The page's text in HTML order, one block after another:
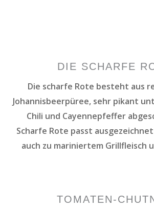
DIE SCHARFE
Die scharfe Rote besteht aus
Johannisbeerpüree, sehr pikant
Chili und Cayennepfeffer
Scharfe Rote passt ausgezeichnet
auch zu mariniertem Grillfleisch
TOMATEN-